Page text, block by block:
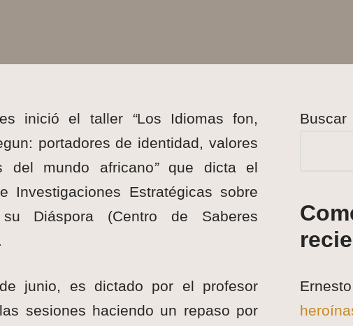
inició el taller “Los Idiomas fon,
portadores de identidad, valores
del mundo africano”que dicta el
Investigaciones Estratégicas sobre
Diáspora (Centro de Saberes
junio, es dictado por el profesor
sesiones haciendo un repaso por
Buscar